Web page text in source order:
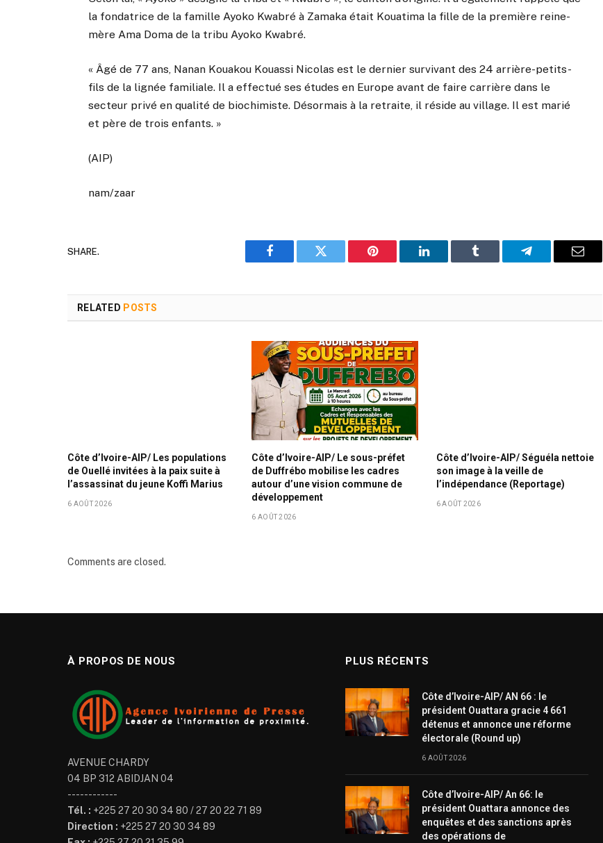
la fondatrice de la famille Ayoko Kwabré à Zamaka était Kouatima la fille de la première reine-
mère Ama Doma de la tribu Ayoko Kwabré.
« Âgé de 77 ans, Nanan Kouakou Kouassi Nicolas est le dernier survivant des 24 arrière-petits-
fils de la lignée familiale. Il a effectué ses études en Europe avant de faire carrière dans le
secteur privé en qualité de biochimiste. Désormais à la retraite, il réside au village. Il est marié
et père de trois enfants. »
(AIP)
nam/zaar
SHARE.
Facebook Twitter Pinterest LinkedIn Tumblr Telegram Email
RELATED POSTS
Côte d’Ivoire-AIP/ Les populations
de Ouellé invitées à la paix suite à
l’assassinat du jeune Koffi Marius
6 AOÛT 2026
Côte d’Ivoire-AIP/ Le sous-préfet
de Duffrébo mobilise les cadres
autour d’une vision commune de
développement
6 AOÛT 2026
Côte d’Ivoire-AIP/ Séguéla nettoie
son image à la veille de
l’indépendance (Reportage)
6 AOÛT 2026
Comments are closed.
À PROPOS DE NOUS
AVENUE CHARDY
04 BP 312 ABIDJAN 04
------------
Tél. : +225 27 20 30 34 80 / 27 20 22 71 89
Direction : +225 27 20 30 34 89
PLUS RÉCENTS
Côte d’Ivoire-AIP/ AN 66 : le
président Ouattara gracie 4 661
détenus et annonce une réforme
électorale (Round up)
6 AOÛT 2026
Côte d’Ivoire-AIP/ An 66: le
président Ouattara annonce des
enquêtes et des sanctions après
des opérations de